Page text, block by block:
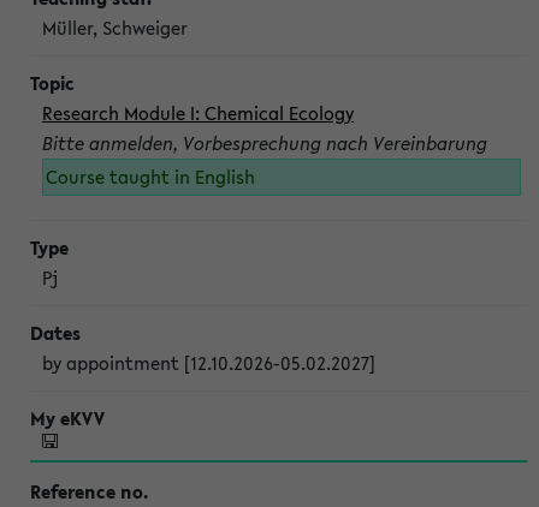
Müller, Schweiger
Research Module I: Chemical Ecology
Bitte anmelden, Vorbesprechung nach Vereinbarung
Course taught in English
Pj
by appointment [12.10.2026-05.02.2027]